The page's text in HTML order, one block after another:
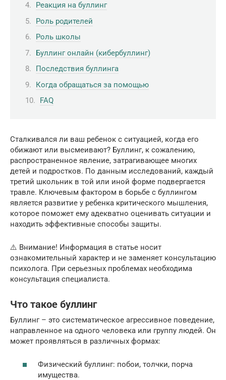
Реакция на буллинг
Роль родителей
Роль школы
Буллинг онлайн (кибербуллинг)
Последствия буллинга
Когда обращаться за помощью
FAQ
Сталкивался ли ваш ребенок с ситуацией, когда его
обижают или высмеивают? Буллинг, к сожалению,
распространенное явление, затрагивающее многих
детей и подростков. По данным исследований, каждый
третий школьник в той или иной форме подвергается
травле. Ключевым фактором в борьбе с буллингом
является развитие у ребенка критического мышления,
которое поможет ему адекватно оценивать ситуации и
находить эффективные способы защиты.
⚠️ Внимание! Информация в статье носит
ознакомительный характер и не заменяет консультацию
психолога. При серьезных проблемах необходима
консультация специалиста.
Что такое буллинг
Буллинг – это систематическое агрессивное поведение,
направленное на одного человека или группу людей. Он
может проявляться в различных формах:
Физический буллинг: побои, толчки, порча
имущества.